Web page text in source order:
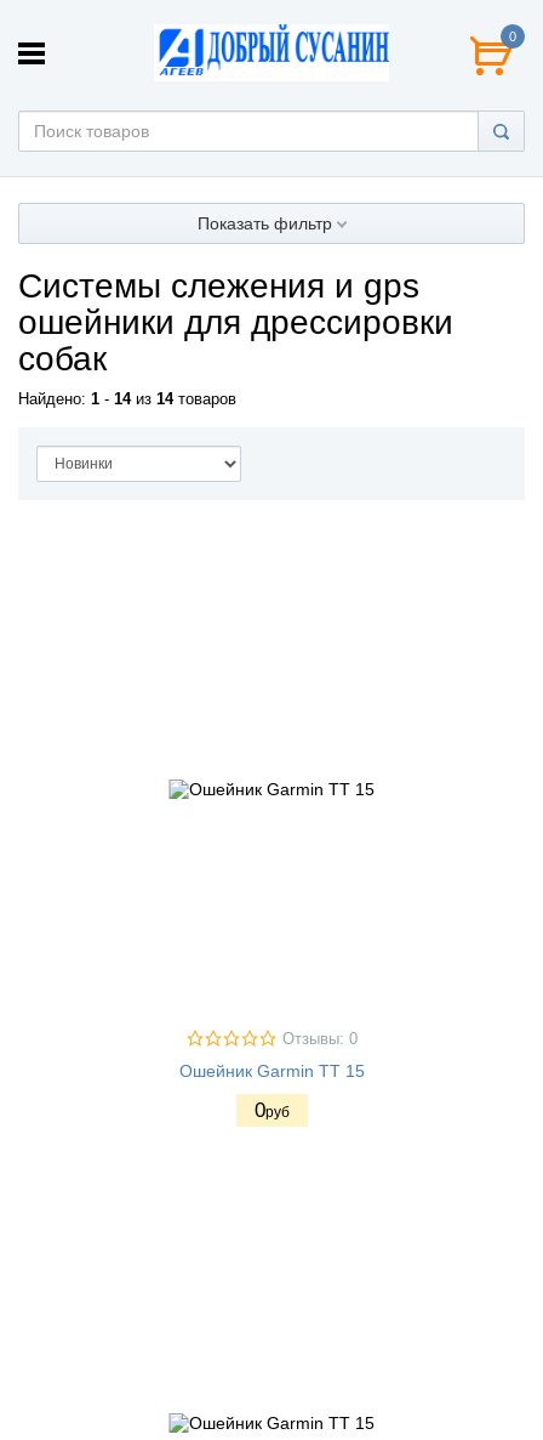
0
Показать фильтр
Системы слежения и gps
ошейники для дрессировки
собак
Найдено: 1 - 14из 14товаров
Отзывы: 0
Ошейник Garmin TT 15
0руб